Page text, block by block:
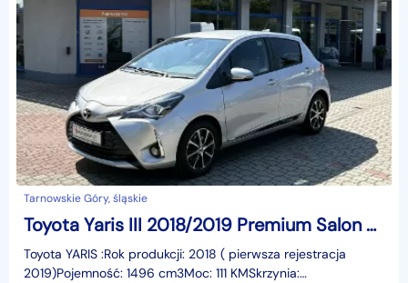
Tarnowskie Góry, śląskie
Toyota Yaris III 2018/2019 Premium Salon Polska,Kamera
Toyota YARIS :Rok produkcji: 2018 ( pierwsza rejestracja
2019)Pojemność: 1496 cm3Moc: 111 KMSkrzynia: